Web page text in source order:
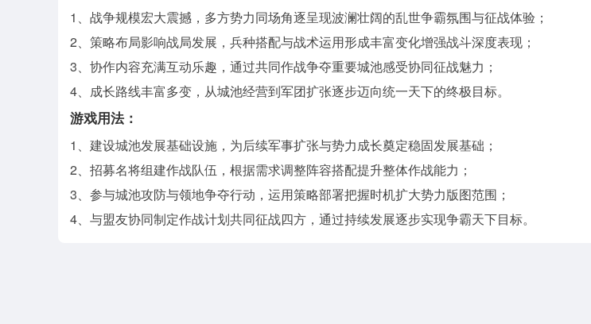
1、战争规模宏大震撼，多方势力同场角逐呈现波澜壮阔的乱世争霸氛围与征战体验；
2、策略布局影响战局发展，兵种搭配与战术运用形成丰富变化增强战斗深度表现；
3、协作内容充满互动乐趣，通过共同作战争夺重要城池感受协同征战魅力；
4、成长路线丰富多变，从城池经营到军团扩张逐步迈向统一天下的终极目标。
游戏用法：
1、建设城池发展基础设施，为后续军事扩张与势力成长奠定稳固发展基础；
2、招募名将组建作战队伍，根据需求调整阵容搭配提升整体作战能力；
3、参与城池攻防与领地争夺行动，运用策略部署把握时机扩大势力版图范围；
4、与盟友协同制定作战计划共同征战四方，通过持续发展逐步实现争霸天下目标。